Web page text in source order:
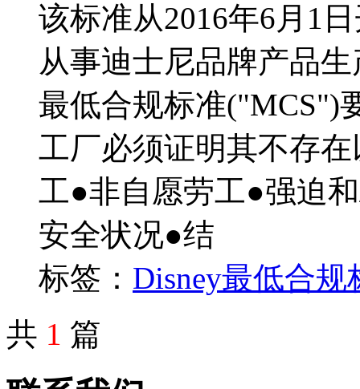
该标准从2016年6月1
从事迪士尼品牌产品
最低合规标准("MCS")
工厂必须证明其不存
工●非自愿劳工●强迫
安全状况●结
标签： Disney最低合规
共 1 篇